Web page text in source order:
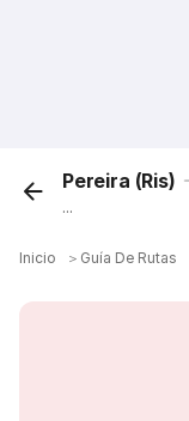
Pereira (Ris)
...
Inicio ＞ Guía De Rutas